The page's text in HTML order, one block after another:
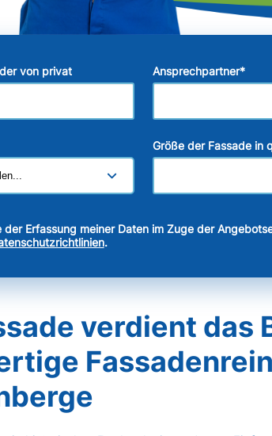
von privat Ansprechpartner*
Größe der Fassade in
der Erfassung meiner Daten im Zuge der
.
verdient das